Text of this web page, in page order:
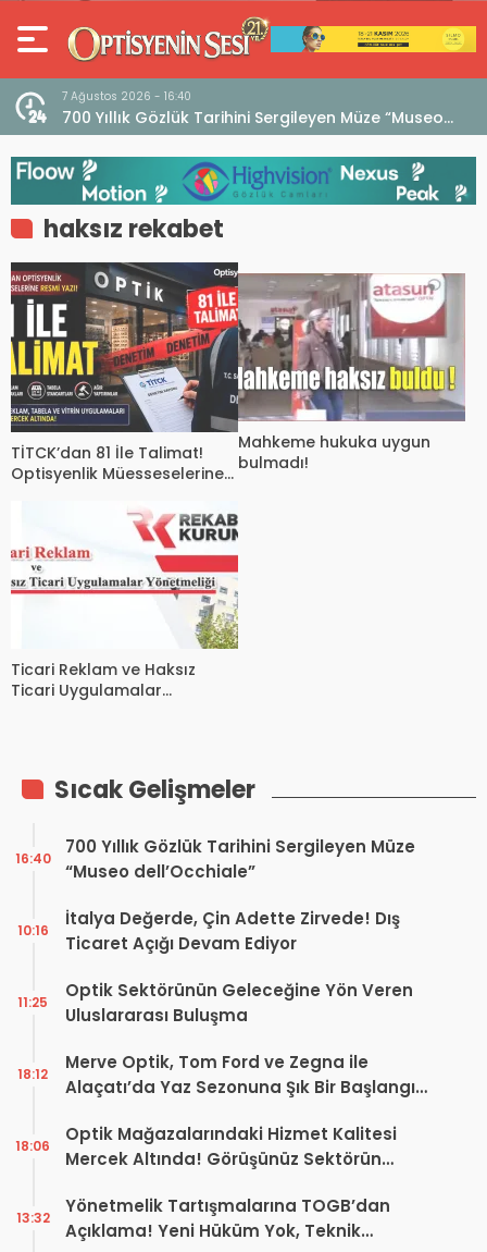
7 Ağustos 2026 - 16:40
700 Yıllık Gözlük Tarihini Sergileyen Müze “Museo
dell’Occhiale”
haksız rekabet
TİTCK’dan 81 İle Talimat!
Optisyenlik Müesseselerine
Mahkeme hukuka uygun
bulmadı!
Ticari Reklam ve Haksız
Ticari Uygulamalar
Sıcak Gelişmeler
700 Yıllık Gözlük Tarihini Sergileyen Müze
“Museo dell’Occhiale”
16:40
İtalya Değerde, Çin Adette Zirvede! Dış
Ticaret Açığı Devam Ediyor
10:16
Optik Sektörünün Geleceğine Yön Veren
Uluslararası Buluşma
11:25
Merve Optik, Tom Ford ve Zegna ile
Alaçatı’da Yaz Sezonuna Şık Bir Başlangıç ​​
18:12
Optik Mağazalarındaki Hizmet Kalitesi
Mercek Altında! Görüşünüz Sektörün
18:06
Yönetmelik Tartışmalarına TOGB’dan
Açıklama! Yeni Hüküm Yok, Teknik
13:32